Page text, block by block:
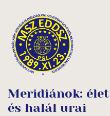
Meridiánok: élet
és halál urai